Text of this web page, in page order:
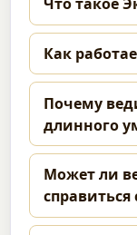
Как
Почему
длинного
Может ли